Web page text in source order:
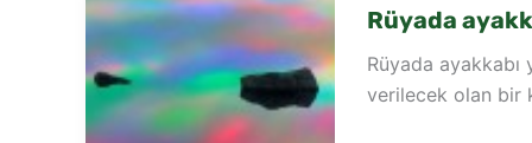
Rüyada
Rüyada ayakkabı
verilecek olan bir